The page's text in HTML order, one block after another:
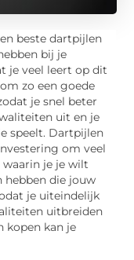
beste dartpijlen
bij je
je veel leert op dit
zo een goede
je snel beter
uit en je
speelt. Dartpijlen
om veel
je je wilt
hebben die jouw
je uiteindelijk
uitbreiden
kopen kan je